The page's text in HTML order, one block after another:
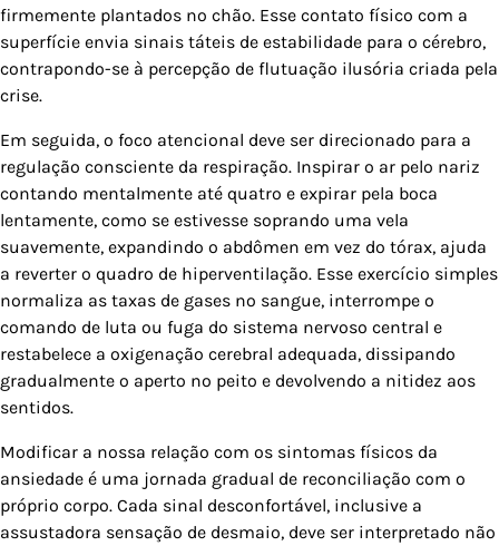
firmemente plantados no chão. Esse contato físico com a
superfície envia sinais táteis de estabilidade para o cérebro,
contrapondo-se à percepção de flutuação ilusória criada pela
crise.
Em seguida, o foco atencional deve ser direcionado para a
regulação consciente da respiração. Inspirar o ar pelo nariz
contando mentalmente até quatro e expirar pela boca
lentamente, como se estivesse soprando uma vela
suavemente, expandindo o abdômen em vez do tórax, ajuda
a reverter o quadro de hiperventilação. Esse exercício simples
normaliza as taxas de gases no sangue, interrompe o
comando de luta ou fuga do sistema nervoso central e
restabelece a oxigenação cerebral adequada, dissipando
gradualmente o aperto no peito e devolvendo a nitidez aos
sentidos.
Modificar a nossa relação com os sintomas físicos da
ansiedade é uma jornada gradual de reconciliação com o
próprio corpo. Cada sinal desconfortável, inclusive a
assustadora sensação de desmaio, deve ser interpretado não